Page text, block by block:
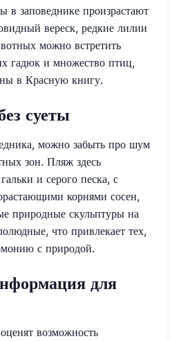
заповеднике произрастают
вереск, редкие лилии
можно встретить
гадюк и множество птиц,
в Красную книгу.
суеты
можно забыть про шум
зон. Пляж здесь
и серого песка, с
корнями сосен,
природные скульптуры на
что привлекает тех,
с природой.
для
возможность